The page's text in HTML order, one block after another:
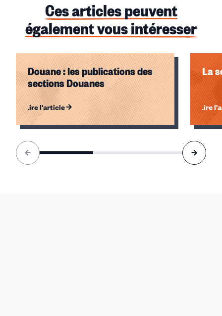
Ces articles peuvent
également vous intéresser
Douane : les publications des
sections Douanes
Lire l'article
La
Lire